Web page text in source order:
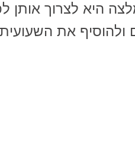
היא לצרוך אותן
ולהוסיף את